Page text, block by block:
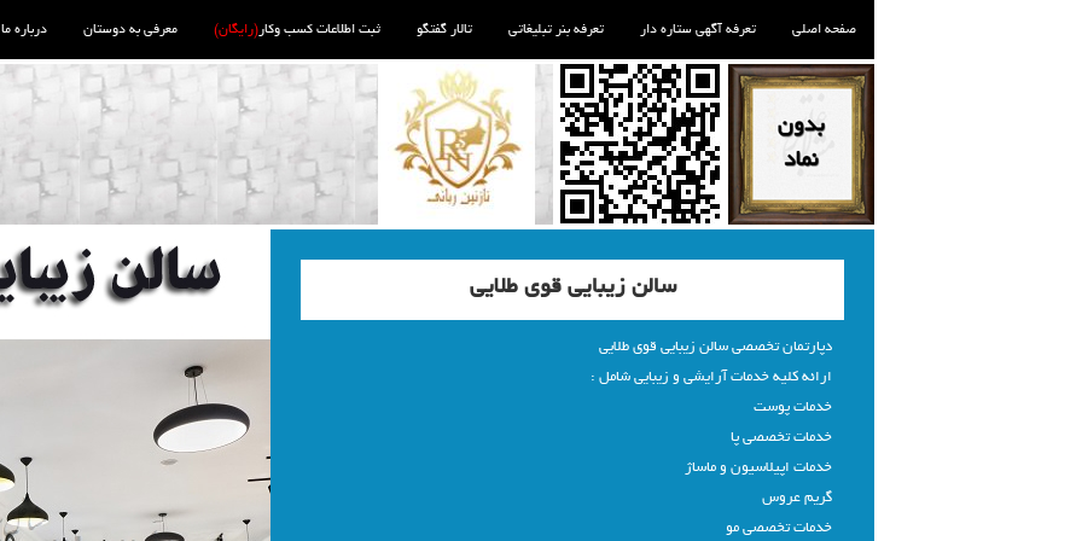
صفحه اصلی تعرفه آگهی ستاره دار تعرفه بنر تبلیغاتی تالار گفتگو ثبت اطلاعات کسب وکار(رایگان) معرفی به دوستان درباره ما
سالن زیبایی قوی طلایی
دپارتمان تخصصی سالن زیبایی قوی طلایی
ارائه کلیه خدمات آرایشی و زیبایی شامل :
خدمات پوست
خدمات تخصصی پا
خدمات اپیلاسیون و ماساژ
گریم عروس
خدمات تخصصی مو